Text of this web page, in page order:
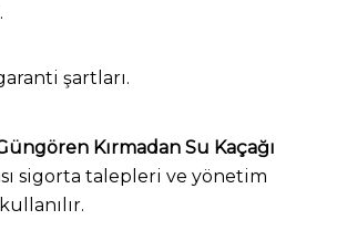
şartları.
Kırmadan Su Kaçağı
sigorta talepleri ve yönetim